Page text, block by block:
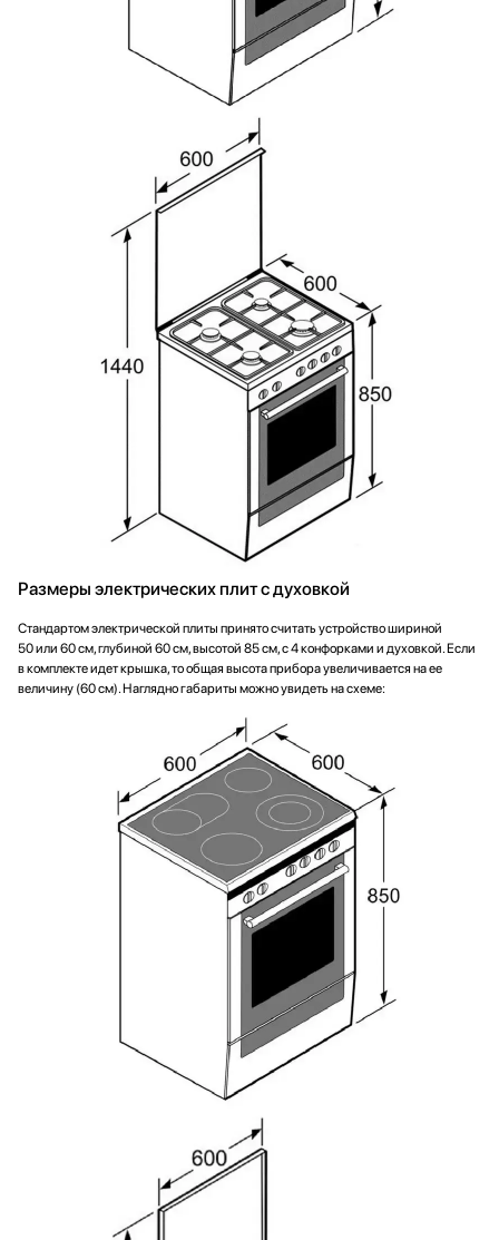
Размеры электрических плит с духовкой
Стандартом электрической плиты принято считать устройство шириной
50 или 60 см, глубиной 60 см, высотой 85 см, с 4 конфорками и духовкой. Если
в комплекте идет крышка, то общая высота прибора увеличивается на ее
величину (60 см). Наглядно габариты можно увидеть на схеме: